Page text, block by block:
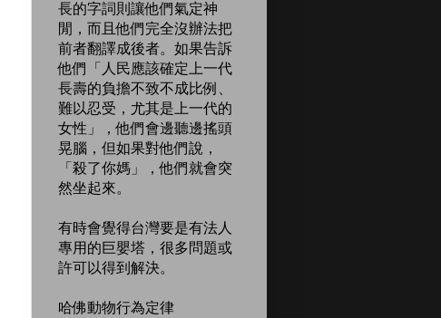
長的字詞則讓他們氣定神
閒，而且他們完全沒辦法把
前者翻譯成後者。如果告訴
他們「人民應該確定上一代
長壽的負擔不致不成比例、
難以忍受，尤其是上一代的
女性」，他們會邊聽邊搖頭
晃腦，但如果對他們說，
「殺了你媽」，他們就會突
然坐起來。
有時會覺得台灣要是有法人
專用的巨嬰塔，很多問題或
許可以得到解決。
哈佛動物行為定律